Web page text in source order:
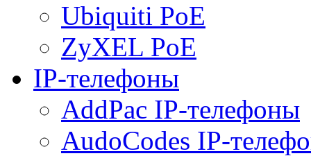
Ubiquiti PoE
ZyXEL PoE
IP-телефоны
AddPac IP-телефоны
AudoCodes IP-